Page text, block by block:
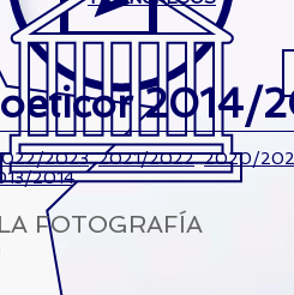
2014/
2023 2021/2022 2020/
2014
FOTOGRAFÍA